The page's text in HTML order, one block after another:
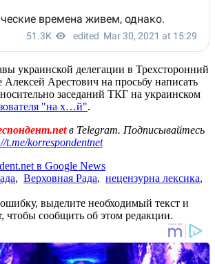
украинской делегации в Трехсторонний
Алексей Арестович на просьбу написать
заседаний ТКГ на украинском
"на х…й".
в Telegram. Подписывайтесь
t.me/korrespondentnet
в Google News
, Верховная Рада, нецензурна лексика,
выделите необходимый текст и
чтобы сообщить об этом редакции.